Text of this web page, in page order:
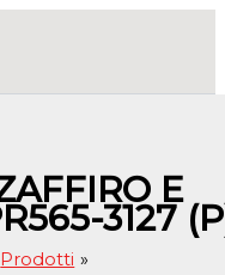
E
3127
Prodotti